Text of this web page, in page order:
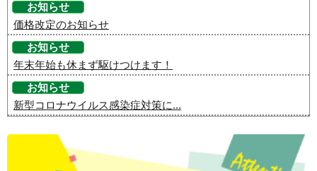
お知らせ
価格改定のお知らせ
お知らせ
年末年始も休まず駆けつけます！
お知らせ
新型コロナウイルス感染症対策に...